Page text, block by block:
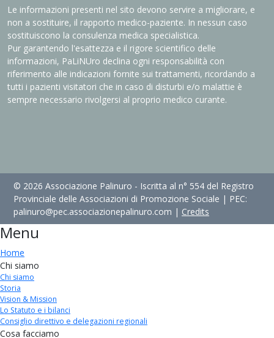
Le informazioni presenti nel sito devono servire a migliorare, e
non a sostituire, il rapporto medico-paziente. In nessun caso
sostituiscono la consulenza medica specialistica.
Pur garantendo l'esattezza e il rigore scientifico delle
informazioni, PaLiNUro declina ogni responsabilità con
riferimento alle indicazioni fornite sui trattamenti, ricordando a
tutti i pazienti visitatori che in caso di disturbi e/o malattie è
sempre necessario rivolgersi al proprio medico curante.
© 2026 Associazione Palinuro - Iscritta al n° 554 del Registro
Provinciale delle Associazioni di Promozione Sociale | PEC:
palinuro@pec.associazionepalinuro.com | Credits
Menu
Home
Chi siamo
Chi siamo
Storia
Vision & Mission
Lo Statuto e i bilanci
Consiglio direttivo e delegazioni regionali
Cosa facciamo